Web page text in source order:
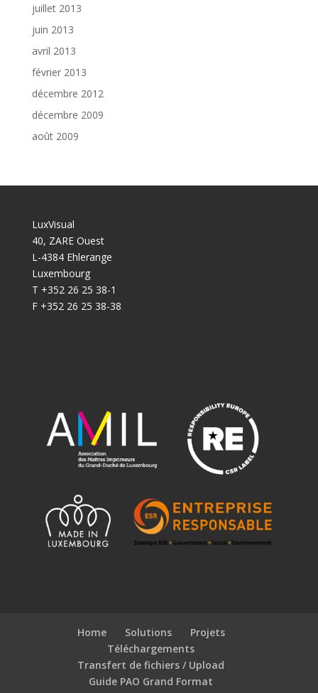
juillet 2013
juin 2013
avril 2013
février 2013
décembre 2012
décembre 2009
août 2009
LuxVisual
40, ZARE Ouest
L-4384 Ehlerange
Luxembourg
T +352 26 25 38-1
F +352 26 25 38-38
Home Solutions
Projets
Téléchargements
Transfert de fichiers / Upload
Guide PAO Grand Format